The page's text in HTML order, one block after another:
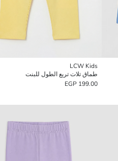
LCW Kids
طماق تلات تربع الطول للبنت
199.00 EGP